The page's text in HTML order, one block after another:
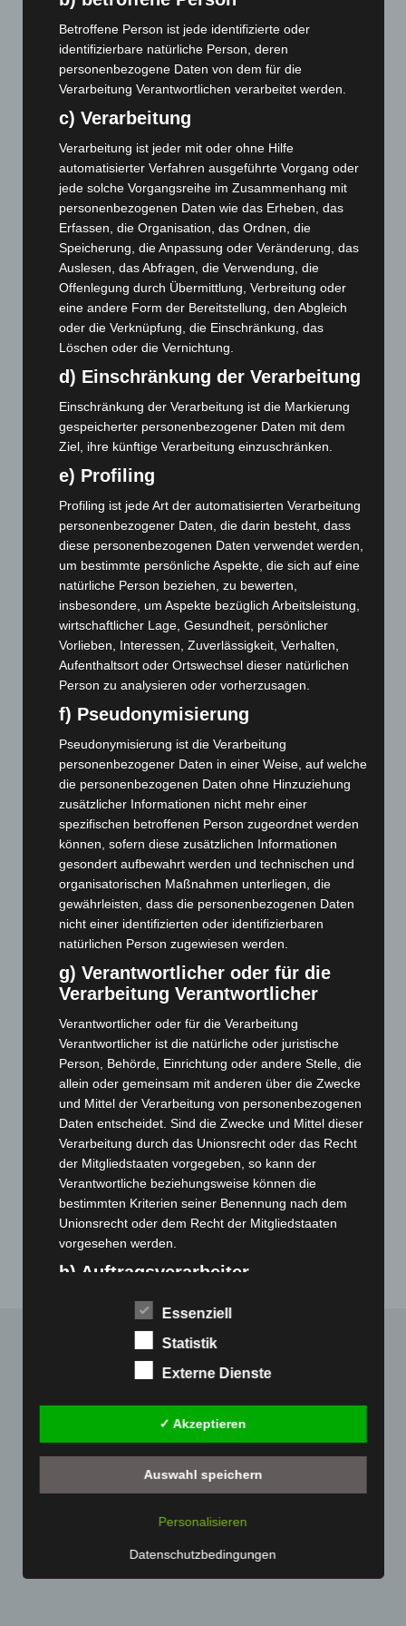
März 2024(103)
Februar 2024(103)
Januar 2024
(111)
Dezember 2023
(130)
Oktober 2023(114)
September 2023(133)
August 2023(134)
Juli 2023(118)
Juni 2023(142)
Mai 2023(139)
April 2023(155)
März 2023(174)
Februar 2023(154)
Januar 2023(140)
Dezember 2022(130)
Oktober 2022
September 2022(205)
August 2022(166)
Juli 2022 (133)
Juni 2022
(167)
Mai 2022(177)
April 2022(198)
März 2022(221)
Februar 2022(189)
Dezember 2021(204)
November 2021(215)
Oktober 2021 (171)
September 2021(180)
August 2021(154)
Juli 2021 (213)
Juni 2021(198)
Mai 2021(200)
April 2021(163)
März 2021(228)
Februar 2021(189)
Januar 2021 (192)
Dezember 2020(182)
November 2020
(163)
Oktober 2020(158)
September 2020(138)
Juli 2020 (1)
November 2019(1)
Betroffene Person ist jede identifizierte oder
identifizierbare natürliche Person, deren
personenbezogene Daten von dem für die
Verarbeitung Verantwortlichen verarbeitet werden.
c) Verarbeitung
Verarbeitung ist jeder mit oder ohne Hilfe
automatisierter Verfahren ausgeführte Vorgang oder
jede solche Vorgangsreihe im Zusammenhang mit
personenbezogenen Daten wie das Erheben, das
Erfassen, die Organisation, das Ordnen, die
Speicherung, die Anpassung oder Veränderung, das
Auslesen, das Abfragen, die Verwendung, die
Offenlegung durch Übermittlung, Verbreitung oder
eine andere Form der Bereitstellung, den Abgleich
oder die Verknüpfung, die Einschränkung, das
Löschen oder die Vernichtung.
d) Einschränkung der Verarbeitung
Einschränkung der Verarbeitung ist die Markierung
gespeicherter personenbezogener Daten mit dem
Ziel, ihre künftige Verarbeitung einzuschränken.
e) Profiling
Profiling ist jede Art der automatisierten Verarbeitung
personenbezogener Daten, die darin besteht, dass
diese personenbezogenen Daten verwendet werden,
um bestimmte persönliche Aspekte, die sich auf eine
natürliche Person beziehen, zu bewerten,
insbesondere, um Aspekte bezüglich Arbeitsleistung,
wirtschaftlicher Lage, Gesundheit, persönlicher
Vorlieben, Interessen, Zuverlässigkeit, Verhalten,
Aufenthaltsort oder Ortswechsel dieser natürlichen
Person zu analysieren oder vorherzusagen.
f) Pseudonymisierung
Pseudonymisierung ist die Verarbeitung
personenbezogener Daten in einer Weise, auf welche
die personenbezogenen Daten ohne Hinzuziehung
zusätzlicher Informationen nicht mehr einer
spezifischen betroffenen Person zugeordnet werden
können, sofern diese zusätzlichen Informationen
gesondert aufbewahrt werden und technischen und
organisatorischen Maßnahmen unterliegen, die
gewährleisten, dass die personenbezogenen Daten
nicht einer identifizierten oder identifizierbaren
natürlichen Person zugewiesen werden.
g) Verantwortlicher oder für die
Verarbeitung Verantwortlicher
Verantwortlicher oder für die Verarbeitung
Verantwortlicher ist die natürliche oder juristische
Person, Behörde, Einrichtung oder andere Stelle, die
allein oder gemeinsam mit anderen über die Zwecke
und Mittel der Verarbeitung von personenbezogenen
Daten entscheidet. Sind die Zwecke und Mittel dieser
Verarbeitung durch das Unionsrecht oder das Recht
der Mitgliedstaaten vorgegeben, so kann der
Verantwortliche beziehungsweise können die
bestimmten Kriterien seiner Benennung nach dem
Unionsrecht oder dem Recht der Mitgliedstaaten
vorgesehen werden.
h) Auftragsverarbeiter
Auftragsverarbeiter ist eine natürliche oder juristische
Person, Behörde, Einrichtung oder andere Stelle, die
personenbezogene Daten im Auftrag des
Verantwortlichen verarbeitet.
Empfänger ist eine natürliche oder juristische Person,
Behörde, Einrichtung oder andere Stelle, der
personenbezogene Daten offengelegt werden,
unabhängig davon, ob es sich bei ihr um einen
eines bestimmten Untersuchungsauftrags nach dem
möglicherweise personenbezogene Daten erhalten,
gelten jedoch nicht als Empfänger.
Essenziell
Statistik
Externe Dienste
✓ Akzeptieren
Auswahl speichern
Personalisieren
Datenschutzbedingungen